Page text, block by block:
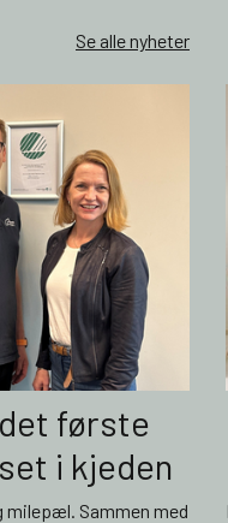
Se alle nyheter
første
i kjeden
milepæl. Sammen med